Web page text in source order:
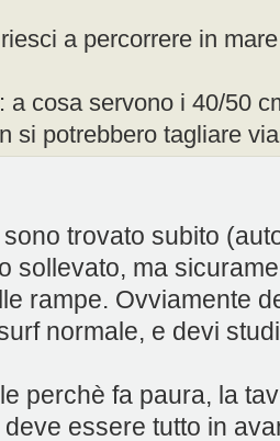
a percorrere in
a cosa servono i 40/50
si potrebbero tagliare
trovato subito
sollevato, ma
rampe. Ovviamente
normale, e devi
perchè fa paura, la
essere tutto in